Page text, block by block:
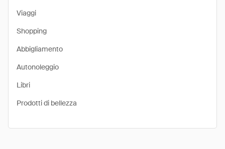
Viaggi
Shopping
Abbigliamento
Autonoleggio
Libri
Prodotti di bellezza